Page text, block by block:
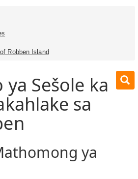
Robben Island
ya Sešole ka
sa
ya